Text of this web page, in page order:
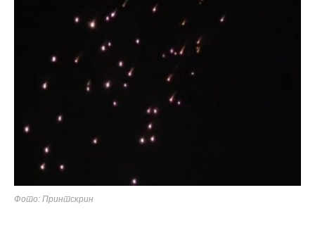
Фото: Принтскрин